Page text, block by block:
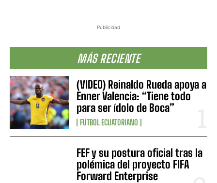
Publicidad
MÁS RECIENTE
(VIDEO) Reinaldo Rueda apoya a
Enner Valencia: “Tiene todo
para ser ídolo de Boca”
FÚTBOL ECUATORIANO
FEF y su postura oficial tras la
polémica del proyecto FIFA
Forward Enterprise